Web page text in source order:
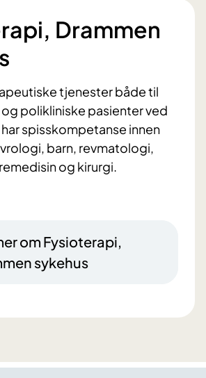
Drammen
tjenester både til
polikliniske pasienter ved
spisskompetanse innen
barn, revmatologi,
og kirurgi.
om Fysioterapi,
sykehus